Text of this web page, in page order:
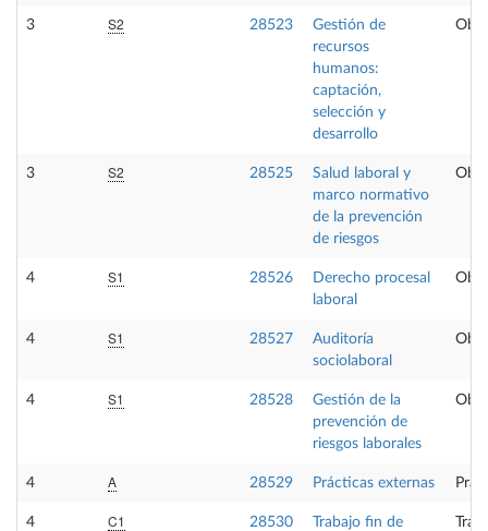
3 S2 28523
Gestión de
recursos
humanos:
captación,
selección y
desarrollo
3 S2 28525
Salud laboral y
marco normativo
de la prevención
de riesgos
4 S1 28526
Derecho procesal
laboral
4 S1 28527
Auditoría
sociolaboral
4 S1 28528
Gestión de la
prevención de
riesgos laborales
4 A 28529 Prácticas externas
4 C1 28530
Trabajo fin de